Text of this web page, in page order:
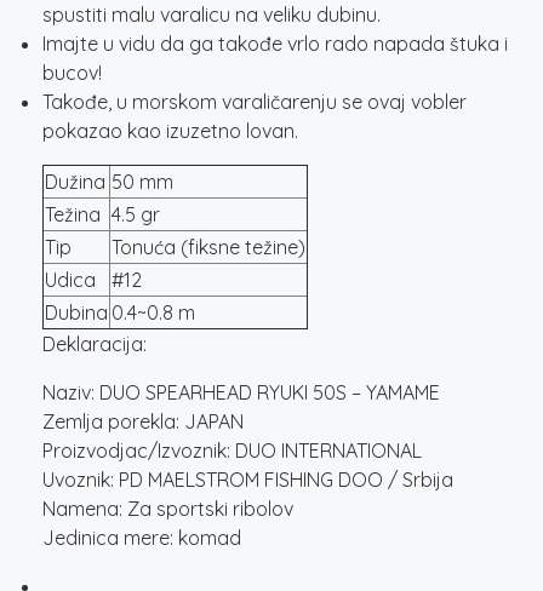
spustiti malu varalicu na veliku dubinu.
Imajte u vidu da ga takođe vrlo rado napada štuka i
bucov!
Takođe, u morskom varaličarenju se ovaj vobler
pokazao kao izuzetno lovan.
Dužina 50 mm
Težina 4.5 gr
Tip
Tonuća (fiksne težine)
Udica
#12
Dubina 0.4~0.8 m
Deklaracija:
Naziv: DUO SPEARHEAD RYUKI 50S – YAMAME
Zemlja porekla: JAPAN
Proizvodjac/Izvoznik: DUO INTERNATIONAL
Uvoznik: PD MAELSTROM FISHING DOO / Srbija
Namena: Za sportski ribolov
Jedinica mere: komad